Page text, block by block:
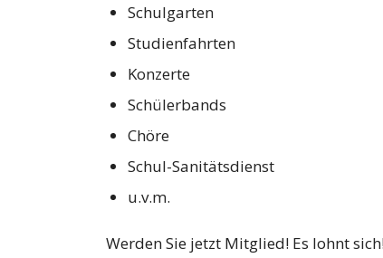
Schulgarten
Studienfahrten
Konzerte
Schülerbands
Chöre
Schul-Sanitätsdienst
u.v.m.
Werden Sie jetzt Mitglied! Es lohnt